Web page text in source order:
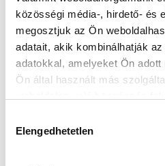
közösségi média-, hirdető- és
megosztjuk az Ön
adatait, akik kombinálhatják
adatokkal, amelyeket Ön
Ön által használt más
kiválasztása
Elengedhetetlen
A KÉT PÁRHARCOT
MEGVÍVÓ XV.
VENDÉGEI LESZÜNK -
KUPAELLENFELÜNKET
A MOL Magyar Kupa 3.
I. osztályában szereplő